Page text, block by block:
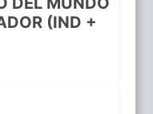
(IND +